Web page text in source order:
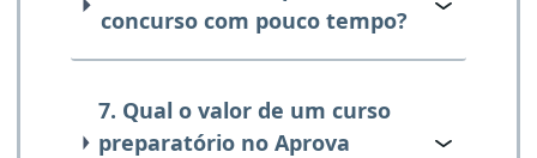
concurso com pouco tempo?
7. Qual o valor de um curso
preparatório no Aprova